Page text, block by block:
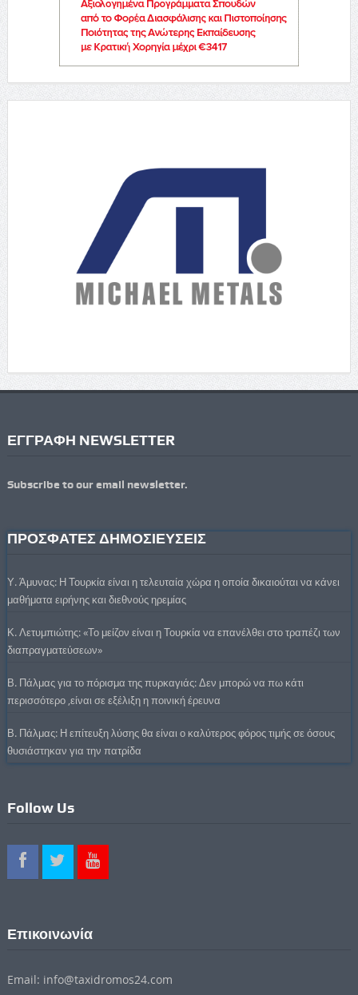
ΕΓΓΡΑΦΗ NEWSLETTER
Subscribe to our email newsletter.
ΠΡΟΣΦΑΤΕΣ ΔΗΜΟΣΙΕΥΣΕΙΣ
Υ. Άμυνας: Η Τουρκία είναι η τελευταία χώρα η οποία δικαιούται να κάνει
μαθήματα ειρήνης και διεθνούς ηρεμίας
Κ. Λετυμπιώτης: «Το μείζον είναι η Τουρκία να επανέλθει στο τραπέζι των
διαπραγματεύσεων»
Β. Πάλμας για το πόρισμα της πυρκαγιάς: Δεν μπορώ να πω κάτι
περισσότερο ,είναι σε εξέλιξη η ποινική έρευνα
Β. Πάλμας: Η επίτευξη λύσης θα είναι ο καλύτερος φόρος τιμής σε όσους
θυσιάστηκαν για την πατρίδα
Follow Us
Επικοινωνία
Email: info@taxidromos24.com